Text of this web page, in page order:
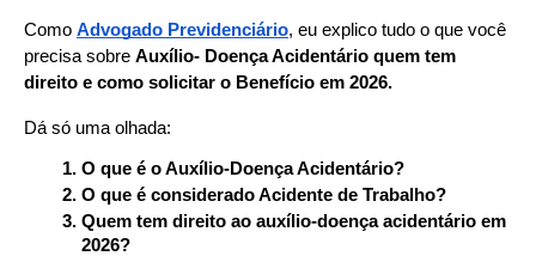
Como Advogado Previdenciário, eu explico tudo o que você
precisa sobre Auxílio- Doença Acidentário quem tem
direito e como solicitar o Benefício em 2026.
Dá só uma olhada:
O que é o Auxílio-Doença Acidentário?
O que é considerado Acidente de Trabalho?
Quem tem direito ao auxílio-doença acidentário em
2026?